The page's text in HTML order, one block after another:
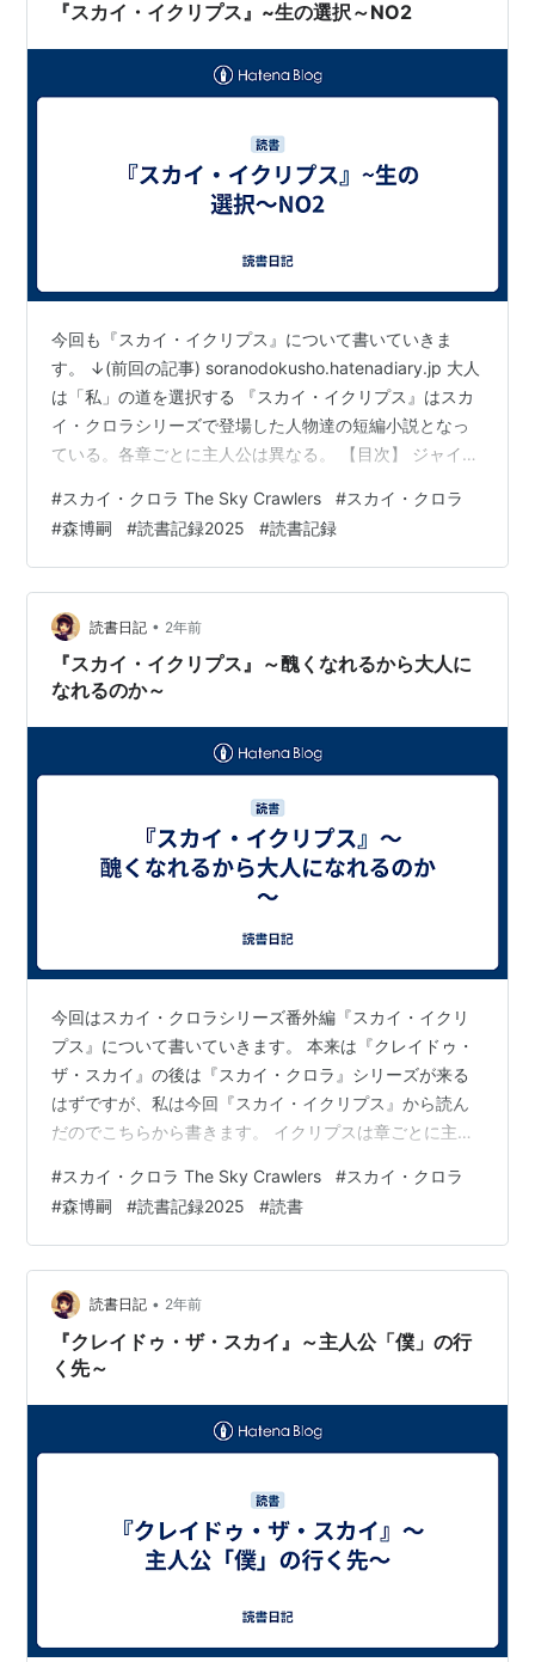
『スカイ・イクリプス』~生の選択～NO2
今回も『スカイ・イクリプス』について書いていきま
す。 ↓(前回の記事) soranodokusho.hatenadiary.jp 大人
は「私」の道を選択する 『スカイ・イクリプス』はスカ
イ・クロラシリーズで登場した人物達の短編小説となっ
ている。各章ごとに主人公は異なる。 【目次】 ジャイロ
ティーチャ ワニング・ムーン 主人公：？(私にはいまい
ち断定できる要素が無かった) スピッツ・ファイア 主人
公：とあるパイロット ハート・ドレイン 主人公：カイ
アース・ボーン 主人公：マシマ ドール・グローリィ 主
人公：ミズキ スカイ・アッシュ 主人公：…
#スカイ・クロラ The Sky Crawlers #スカイ・クロラ
#森博嗣 #読書記録2025 #読書記録
読書日記 • 2年前
『スカイ・イクリプス』～醜くなれるから大人に
なれるのか～
今回はスカイ・クロラシリーズ番外編『スカイ・イクリ
プス』について書いていきます。 本来は『クレイドゥ・
ザ・スカイ』の後は『スカイ・クロラ』シリーズが来る
はずですが、私は今回『スカイ・イクリプス』から読ん
だのでこちらから書きます。 イクリプスは章ごとに主人
やジンロウであるとは限りません。また、各章の冒頭に
ある詞はポール・ギャリコの『雪のひとひら』から抜粋
したものです。これもまた美しい小説です。この小説か
ら抜粋しているのには意図があると思います。なぜなら
『雪のひとひら』は女の一生を書いた小説だからです。
生まれ、成長し、やがて終わる日がやってくる。帰…
#スカイ・クロラ The Sky Crawlers #スカイ・クロラ
#森博嗣 #読書記録2025 #読書
読書日記 • 2年前
『クレイドゥ・ザ・スカイ』～主人公「僕」の行
く先～